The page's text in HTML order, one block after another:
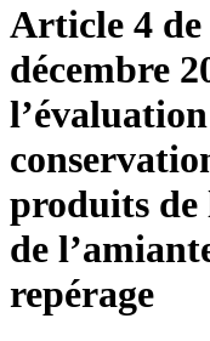
Article 4
décembre
produits de
de
repérage